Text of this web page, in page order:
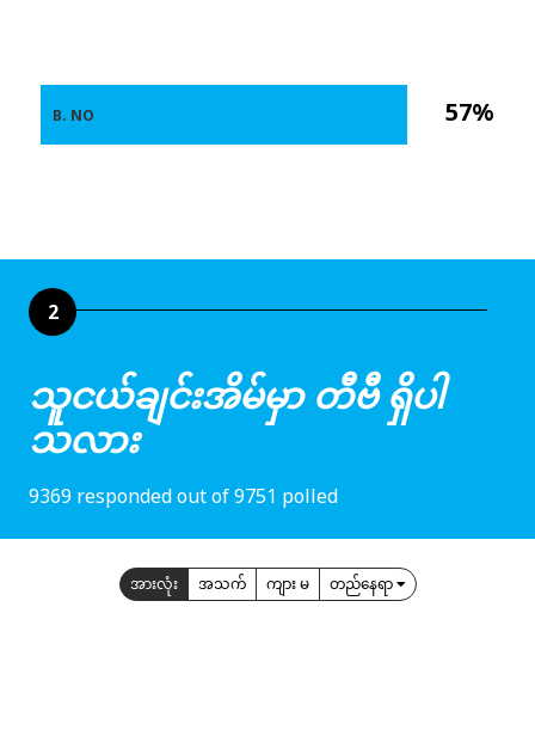
57%
B. NO
2
သူငယ်ချင်းအိမ်မှာ တီဗီ ရှိပါ
သလား
9369 responded out of 9751 polled
အားလုံး အသက် ကျား မ တည်နေရာ